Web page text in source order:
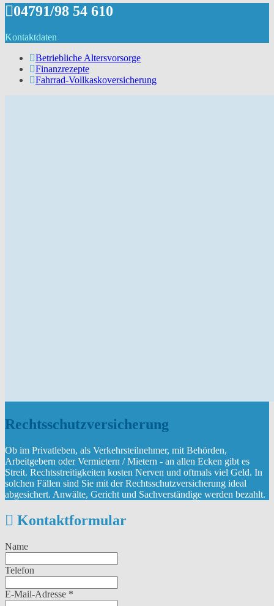
04791/98 54 610
Kontaktdaten
Betriebliche Altersvorsorge
Finanzrezepte
Fahrrad-Vollkaskoversicherung
Rechtsschutzversicherung
Ob im Privatleben, als Verkehrsteilnehmer, mit Behörden,
Arbeitgebern oder Vermietern / Mietern - an allen Ecken gibt es
Streit. Rechtsstreitigkeiten kosten Nerven und oftmals viel Geld. In
solchen Fällen sind Sie mit der Rechtsschutzversicherung ideal
abgesichert. Anwälte, Gericht und Sachverständige werden bezahlt.
Kontaktformular
Name
Telefon
E-Mail-Adresse *